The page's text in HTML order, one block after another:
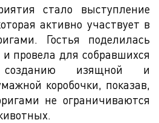
стало выступление
активно участвует в
Гостья поделилась
провела для собравшихся
изящной и
коробочки, показав,
не ограничиваются